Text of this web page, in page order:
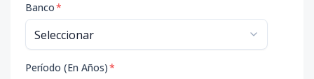
Banco*
Período (En Años)*